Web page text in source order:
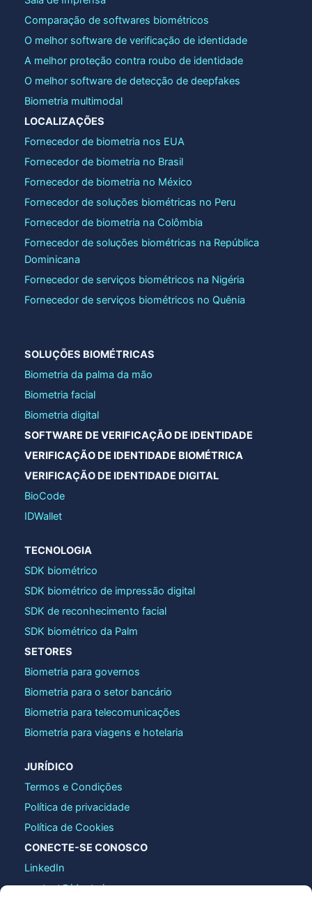
Comparação de softwares biométricos
O melhor software de verificação de identidade
A melhor proteção contra roubo de identidade
O melhor software de detecção de deepfakes
Biometria multimodal
LOCALIZAÇÕES
Fornecedor de biometria nos EUA
Fornecedor de biometria no Brasil
Fornecedor de biometria no México
Fornecedor de soluções biométricas no Peru
Fornecedor de biometria na Colômbia
Fornecedor de soluções biométricas na República
Dominicana
Fornecedor de serviços biométricos na Nigéria
Fornecedor de serviços biométricos no Quênia
SOLUÇÕES BIOMÉTRICAS
Biometria da palma da mão
Biometria facial
Biometria digital
SOFTWARE DE VERIFICAÇÃO DE IDENTIDADE
VERIFICAÇÃO DE IDENTIDADE BIOMÉTRICA
VERIFICAÇÃO DE IDENTIDADE DIGITAL
BioCode
IDWallet
TECNOLOGIA
SDK biométrico
SDK biométrico de impressão digital
SDK de reconhecimento facial
SDK biométrico da Palm
SETORES
Biometria para governos
Biometria para o setor bancário
Biometria para telecomunicações
Biometria para viagens e hotelaria
JURÍDICO
Termos e Condições
Política de privacidade
Política de Cookies
CONECTE-SE CONOSCO
LinkedIn
contact@identy.io